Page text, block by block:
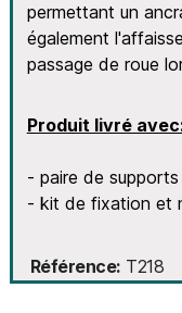
permettant un
également
passage de roue
Produit livré
- paire de
- kit de fixation et
Référence T218